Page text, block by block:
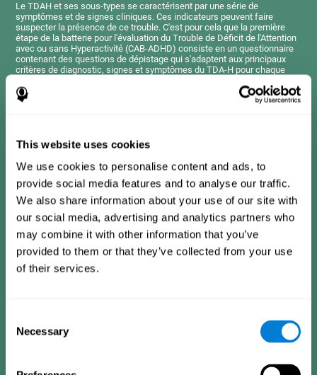
This website uses cookies
We use cookies to personalise content and ads, to
provide social media features and to analyse our traffic.
We also share information about your use of our site with
our social media, advertising and analytics partners who
may combine it with other information that you’ve
provided to them or that they’ve collected from your use
of their services.
Selection
Necessary
Le TDAH et ses sous-types se caractérisent par une série de
symptômes et de signes cliniques. Ces indicateurs peuvent faire
suspecter la présence de ce trouble. C'est pour cela que la première
étape de la batterie pour l'évaluation du Trouble de Déficit de l'Attention
avec ou sans Hyperactivité (CAB-ADHD) consiste en un questionnaire
contenant des questions de dépistage qui s'adaptent aux principaux
critères de diagnostic, signes et symptômes du TDA-H pour chaque
Les questions présentées ici sont semblables à celles que l'on trouve
Critères de diagnostic chez les enfants de 7 à 12
ans
Cela consiste en une série d’items auxquels il est facile de
répondre et qui doivent être remplis par le tuteur ou le
professionnel en charge de l’évaluation. Le questionnaire
contient des questions concernant les domaines suivants :
hyperactivité et impulsivité (difficulté à contrôler ses
académiques).